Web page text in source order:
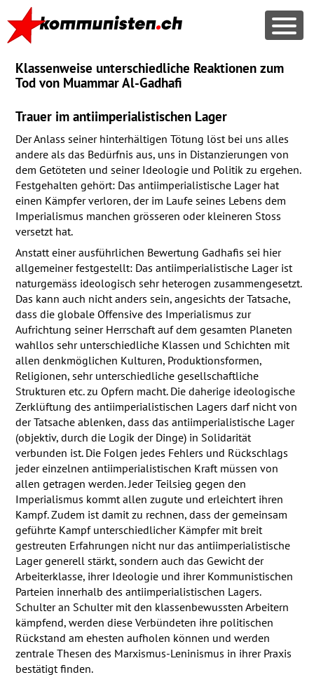
Klassenweise unterschiedliche Reaktionen zum
Tod von Muammar Al-Gadhafi
Trauer im antiimperialistischen Lager
Der Anlass seiner hinterhältigen Tötung löst bei uns alles
andere als das Bedürfnis aus, uns in Distanzierungen von
dem Getöteten und seiner Ideologie und Politik zu ergehen.
Festgehalten gehört: Das antiimperialistische Lager hat
einen Kämpfer verloren, der im Laufe seines Lebens dem
Imperialismus manchen grösseren oder kleineren Stoss
versetzt hat.
Anstatt einer ausführlichen Bewertung Gadhafis sei hier
allgemeiner festgestellt: Das antiimperialistische Lager ist
naturgemäss ideologisch sehr heterogen zusammengesetzt.
Das kann auch nicht anders sein, angesichts der Tatsache,
dass die globale Offensive des Imperialismus zur
Aufrichtung seiner Herrschaft auf dem gesamten Planeten
wahllos sehr unterschiedliche Klassen und Schichten mit
allen denkmöglichen Kulturen, Produktionsformen,
Religionen, sehr unterschiedliche gesellschaftliche
Strukturen etc. zu Opfern macht. Die daherige ideologische
Zerklüftung des antiimperialistischen Lagers darf nicht von
der Tatsache ablenken, dass das antiimperialistische Lager
(objektiv, durch die Logik der Dinge) in Solidarität
verbunden ist. Die Folgen jedes Fehlers und Rückschlags
jeder einzelnen antiimperialistischen Kraft müssen von
allen getragen werden. Jeder Teilsieg gegen den
Imperialismus kommt allen zugute und erleichtert ihren
Kampf. Zudem ist damit zu rechnen, dass der gemeinsam
geführte Kampf unterschiedlicher Kämpfer mit breit
gestreuten Erfahrungen nicht nur das antiimperialistische
Lager generell stärkt, sondern auch das Gewicht der
Arbeiterklasse, ihrer Ideologie und ihrer Kommunistischen
Parteien innerhalb des antiimperialistischen Lagers.
Schulter an Schulter mit den klassenbewussten Arbeitern
kämpfend, werden diese Verbündeten ihre politischen
Rückstand am ehesten aufholen können und werden
zentrale Thesen des Marxismus-Leninismus in ihrer Praxis
bestätigt finden.